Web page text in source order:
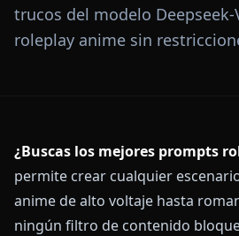
trucos del modelo Deepseek-
roleplay anime sin
¿Buscas los mejores prompts
permite crear cualquier
anime de alto voltaje hasta
ningún filtro de contenido